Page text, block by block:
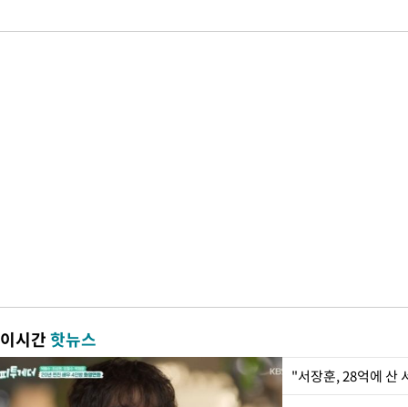
이시간핫뉴스
"서장훈, 28억에 산